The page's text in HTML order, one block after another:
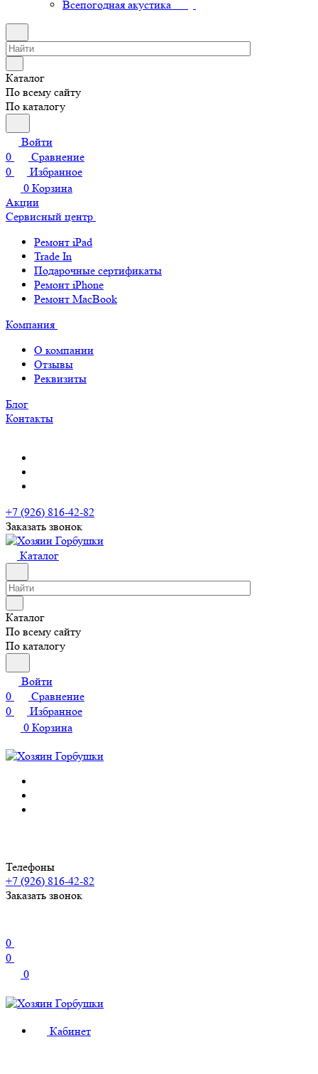
Всепогодная акустика
Каталог
По всему сайту
По каталогу
Войти
0
Сравнение
0
Избранное
0 Корзина
Акции
Сервисный центр
Ремонт iPad
Trade In
Подарочные сертификаты
Ремонт iPhone
Ремонт MacBook
Компания
О компании
Отзывы
Реквизиты
Блог
Контакты
+7 (926) 816-42-82
Заказать звонок
Каталог
Каталог
По всему сайту
По каталогу
Войти
0
Сравнение
0
Избранное
0 Корзина
Телефоны
+7 (926) 816-42-82
Заказать звонок
0
0
0
Кабинет